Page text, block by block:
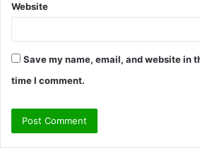
Website
Save my name, email, and website in
time I comment.